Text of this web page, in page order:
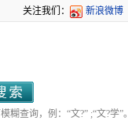
关注我们： 新浪微博
糊查询，例：“文?” ;“文?学”。